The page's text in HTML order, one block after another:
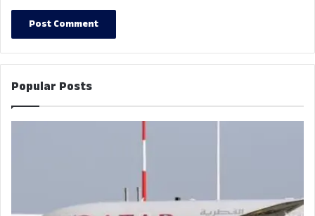
Popular Posts